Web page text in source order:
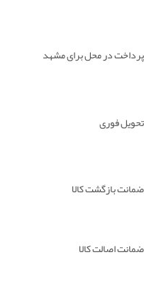
پرداخت در محل برای مشهد
تحویل فوری
ضمانت بازگشت کالا
ضمانت اصالت کالا